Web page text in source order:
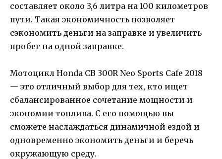
составляет около 3,6 литра на 100 километров
пути. Такая экономичность позволяет
сэкономить деньги на заправке и увеличить
пробег на одной заправке.
Мотоцикл Honda CB 300R Neo Sports Cafe 2018
— это отличный выбор для тех, кто ищет
сбалансированное сочетание мощности и
экономии топлива. С его помощью вы
сможете наслаждаться динамичной ездой и
одновременно экономить деньги и беречь
окружающую среду.